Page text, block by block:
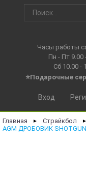
Часы работы
Пн - Пт 9.00
Сб 10.00 -
⭐Подарочные
Вход
Главная ► Страйкбол ►
AGM ДРОБОВИК SHOTGUN